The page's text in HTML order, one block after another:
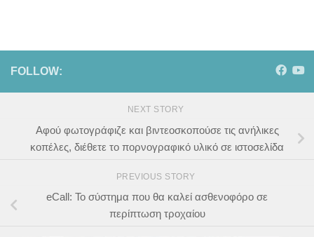
FOLLOW:
NEXT STORY
Αφού φωτογράφιζε και βιντεοσκοπούσε τις ανήλικες
κοπέλες, διέθετε το πορνογραφικό υλικό σε ιστοσελίδα
PREVIOUS STORY
eCall: Το σύστημα που θα καλεί ασθενοφόρο σε
περίπτωση τροχαίου